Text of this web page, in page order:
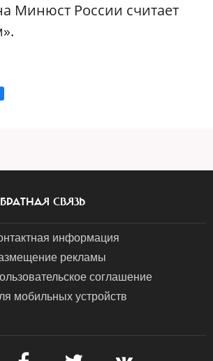
Минюст России считает
СВЯЗЬ
информация
рекламы
соглашение
мобильных устройств